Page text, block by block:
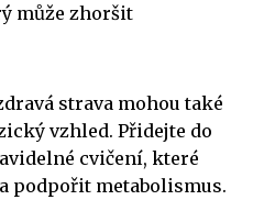
může zhoršit
strava mohou také
vzhled. Přidejte do
cvičení, které
podpořit metabolismus.